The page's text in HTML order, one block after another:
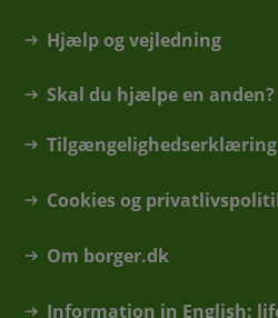
Hjælp og vejledning
Skal du hjælpe en anden?
Tilgængelighedserklæring
Cookies og
Om borger.dk
Information in English: